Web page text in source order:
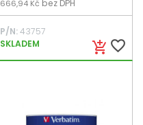
add_shopping_cart favorite_border
666,94 Kč bez DPH
P/N:43757
SKLADEM